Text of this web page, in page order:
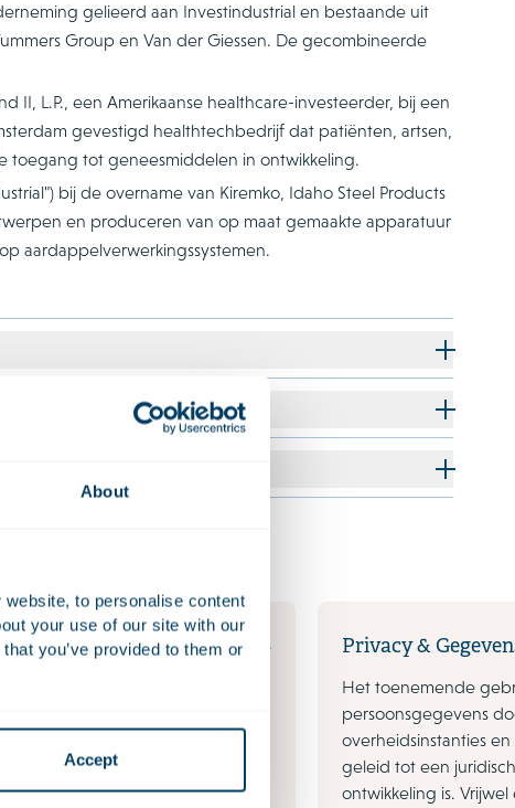
About
to personalise content
your use of our site with our
you’ve provided to them or
Accept
gelieerd aan Investindustrial en bestaande uit
Group en Van der Giessen. De gecombineerde
L.P., een Amerikaanse healthcare-investeerder, bij een
gevestigd healthtechbedrijf dat patiënten, artsen,
toegang tot geneesmiddelen in ontwikkeling.
bij de overname van Kiremko, Idaho Steel Products
en produceren van op maat gemaakte apparatuur
aardappelverwerkingssystemen.
Goods
en goede ketenregisseurs om
field te creëren en te
Privacy &
Het toenemende
persoonsgegevens
overheidsinstanties
geleid tot een
ontwikkeling is.